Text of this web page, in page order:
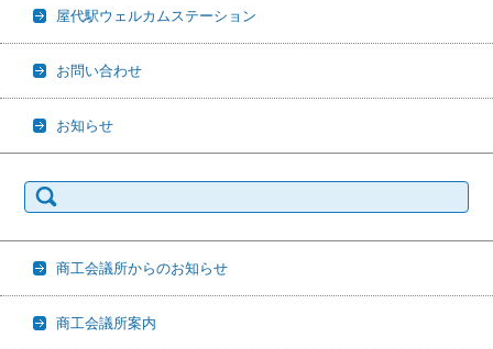
屋代駅ウェルカムステーション
お問い合わせ
お知らせ
索:
商工会議所からのお知らせ
商工会議所案内